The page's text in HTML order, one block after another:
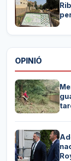
OPINIÓ